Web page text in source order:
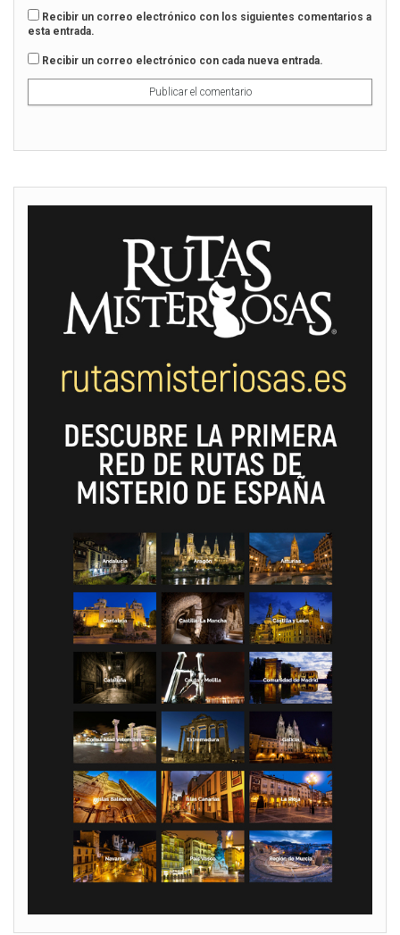
Recibir un correo electrónico con los siguientes comentarios a
esta entrada.
Recibir un correo electrónico con cada nueva entrada.